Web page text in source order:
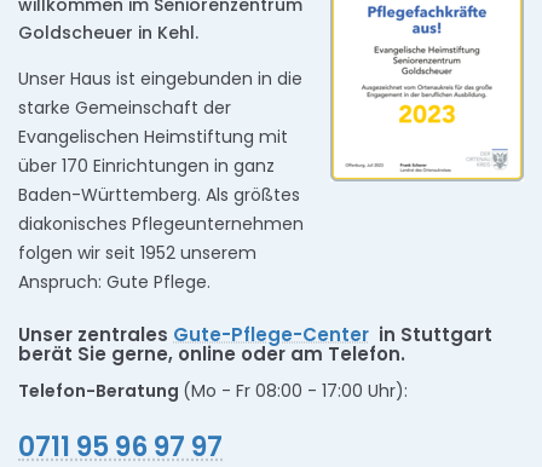
Goldscheuer in Kehl.
Unser Haus ist eingebunden in die
starke Gemeinschaft der
Evangelischen Heimstiftung mit
über 170 Einrichtungen in ganz
Baden-Württemberg. Als größtes
diakonisches Pflegeunternehmen
folgen wir seit 1952 unserem
Anspruch: Gute Pflege.
Unser zentrales Gute-Pflege-Center in Stuttgart
berät Sie gerne, online oder am Telefon.
Telefon-Beratung (Mo - Fr 08:00 - 17:00 Uhr):
0711 95 96 97 97